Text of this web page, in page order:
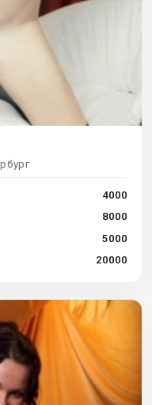
4000
8000
5000
20000